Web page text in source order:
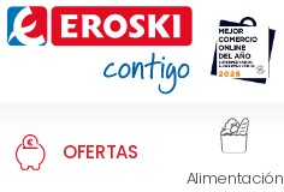
OFERTAS
Alimentación